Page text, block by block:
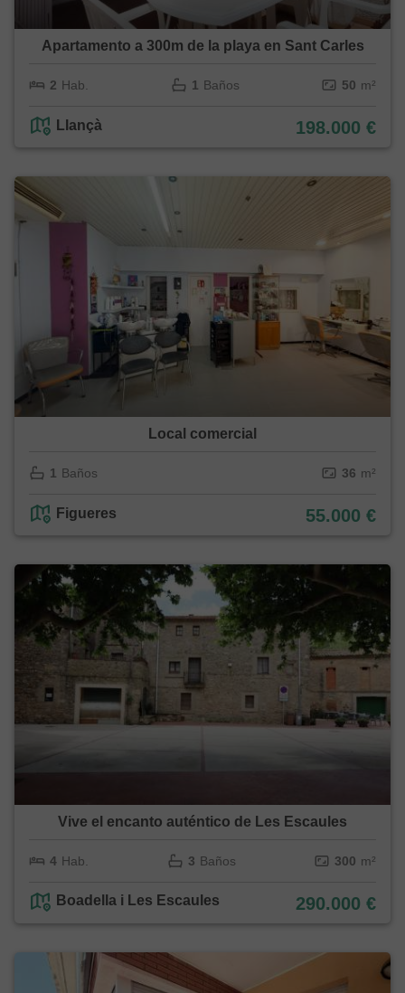
Apartamento a 300m de la playa en Sant Carles
2 Hab. 1 Baños 50 m²
Llançà 198.000 €
Local comercial
1 Baños 36 m²
Figueres 55.000 €
Vive el encanto auténtico de Les Escaules
4 Hab. 3 Baños 300 m²
Boadella i Les Escaules 290.000 €